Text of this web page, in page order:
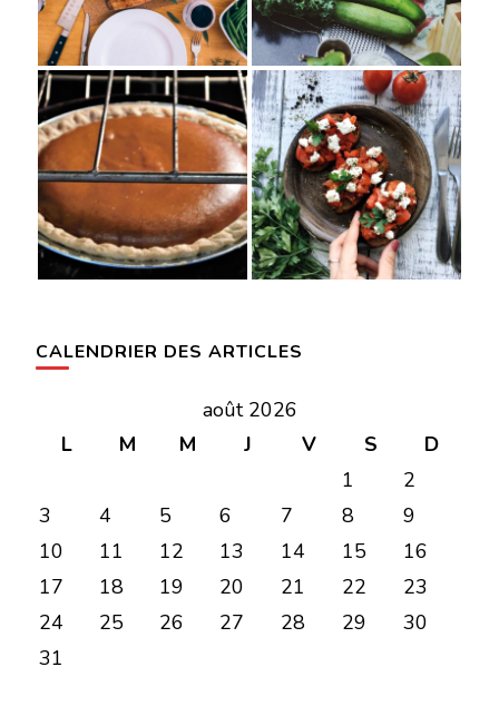
CALENDRIER DES ARTICLES
août 2026
L
M M J V S
D
1
2
3
4 5 6 7 8
9
10
11 12 13 14 15
16
17
18 19 20 21 22
23
24
25 26 27 28 29
30
31